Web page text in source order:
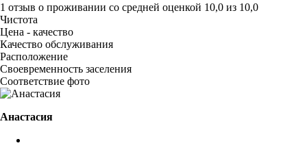
1 отзыв о проживании со средней оценкой 10,0 из 10,0
Чистота
Цена - качество
Качество обслуживания
Расположение
Своевременность заселения
Соответствие фото
Анастасия